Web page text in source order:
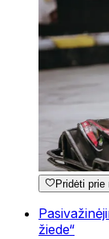
Pridėti
žiede“